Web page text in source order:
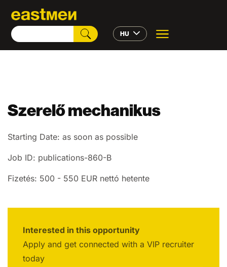
HU
Szerelő mechanikus
Starting Date: as soon as possible
Job ID: publications-860-B
Fizetés: 500 - 550 EUR nettó hetente
Interested in this opportunity
Apply and get connected with a VIP recruiter
today